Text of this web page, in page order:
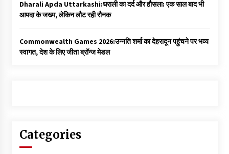
Dharali Apda Uttarkashi:धराली का दर्द और हौसला: एक साल बाद भी
आपदा के जख्म, लेकिन लौट रही रौनक
Commonwealth Games 2026:उन्नति शर्मा का देहरादून पहुंचने पर भव्य
स्वागत, देश के लिए जीता ब्रॉन्ज मेडल
Categories